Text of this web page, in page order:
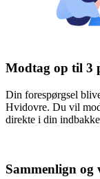
Modtag op til 3
Din forespørgsel
Hvidovre. Du vil
direkte i din
Sammenlign